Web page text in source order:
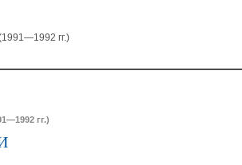
гг.)
гг.)